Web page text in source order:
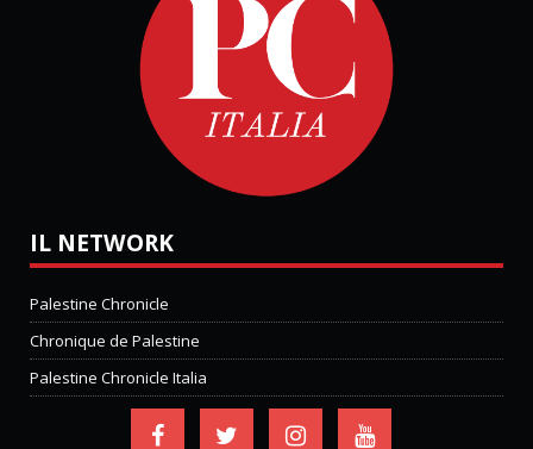
IL NETWORK
Palestine Chronicle
Chronique de Palestine
Palestine Chronicle Italia